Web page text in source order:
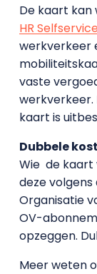
De kaart kan
HR
werkverkeer
vaste
werkverkeer.
kaart is
Dubbele
Wie de kaart
deze
Organisatie
OV-
opzeggen.
Meer weten